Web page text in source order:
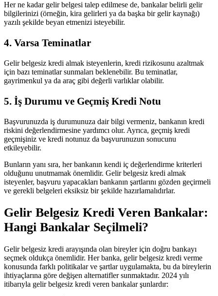
Her ne kadar gelir belgesi talep edilmese de, bankalar belirli gelir
bilgilerinizi (örneğin, kira gelirleri ya da başka bir gelir kaynağı)
yazılı şekilde beyan etmenizi isteyebilir.
4. Varsa Teminatlar
Gelir belgesiz kredi almak isteyenlerin, kredi rizikosunu azaltmak
için bazı teminatlar sunmaları beklenebilir. Bu teminatlar,
gayrimenkul ya da araç gibi değerli varlıklar olabilir.
5. İş Durumu ve Geçmiş Kredi Notu
Başvurunuzda iş durumunuza dair bilgi vermeniz, bankanın kredi
riskini değerlendirmesine yardımcı olur. Ayrıca, geçmiş kredi
geçmişiniz ve kredi notunuz da başvurunuzun sonucunu
etkileyebilir.
Bunların yanı sıra, her bankanın kendi iç değerlendirme kriterleri
olduğunu unutmamak önemlidir. Gelir belgesiz kredi almak
isteyenler, başvuru yapacakları bankanın şartlarını gözden geçirmeli
ve gerekli belgeleri eksiksiz bir şekilde hazırlamalıdırlar.
Gelir Belgesiz Kredi Veren Bankalar:
Hangi Bankalar Seçilmeli?
Gelir belgesiz kredi arayışında olan bireyler için doğru bankayı
seçmek oldukça önemlidir. Her banka, gelir belgesiz kredi verme
konusunda farklı politikalar ve şartlar uygulamakta, bu da bireylerin
ihtiyaçlarına göre değişen alternatifler sunmaktadır. 2024 yılı
itibarıyla gelir belgesiz kredi veren bankalar şunlardır: